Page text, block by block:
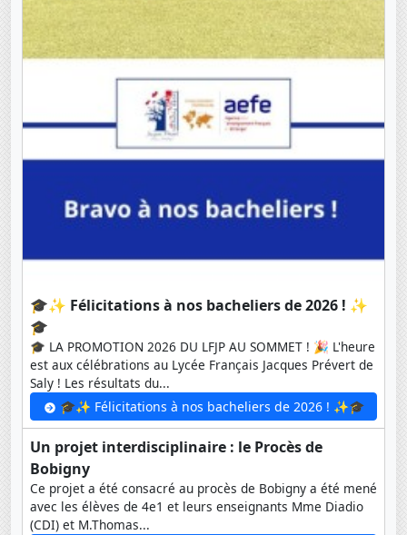
🎓✨ Félicitations à nos bacheliers de 2026 ! ✨
🎓
🎓 LA PROMOTION 2026 DU LFJP AU SOMMET ! 🎉 L'heure
est aux célébrations au Lycée Français Jacques Prévert de
Saly ! Les résultats du...
🎓✨ Félicitations à nos bacheliers de 2026 ! ✨🎓
Un projet interdisciplinaire : le Procès de
Bobigny
Ce projet a été consacré au procès de Bobigny a été mené
avec les élèves de 4e1 et leurs enseignants Mme Diadio
(CDI) et M.Thomas...